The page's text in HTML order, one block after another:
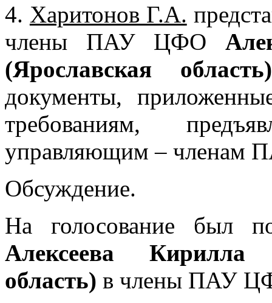
4. Харитонов Г.А.
члены ПАУ ЦФО
(Ярославская область)
документы,
требованиям,
управляющим – членам
Обсуждение.
На голосование был
Алексеева Кирилла
область) в члены ПАУ